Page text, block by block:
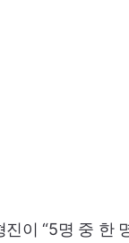
진이 “5명 중 한